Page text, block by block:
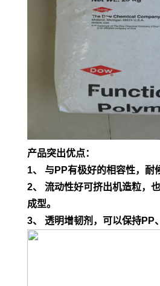
产品突出优点：
1、 与PP有极好的相容性，耐
2、 流动性好可挤出机造粒，
成型。
3、 透明增韧剂，可以保持PP